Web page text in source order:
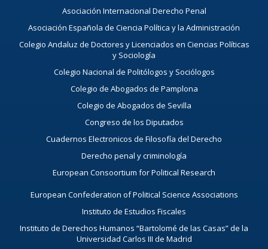
Asociación Internacional Derecho Penal
Asociación Española de Ciencia Política y la Administración
Colegio Andaluz de Doctores y Licenciados en Ciencias Políticas
y Sociología
Colegio Nacional de Politólogos y Sociólogos
Colegio de Abogados de Pamplona
Colegio de Abogados de Sevilla
Congreso de los Diputados
Cuadernos Electronicos de Filosofía del Derecho
Derecho penal y criminología
European Consoortium for Political Research
European Confederation of Political Science Associations
Instituto de Estudios Fiscales
Instituto de Derechos Humanos “Bartolomé de las Casas” de la
Universidad Carlos III de Madrid